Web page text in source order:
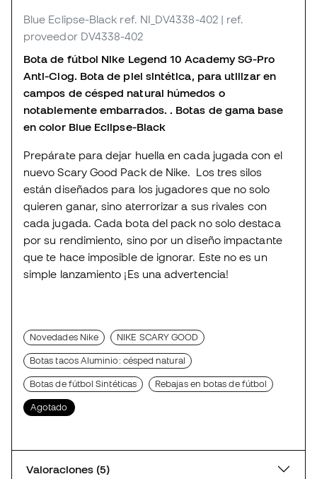
Blue Eclipse-Black ref. NI_DV4338-402 | ref.
proveedor DV4338-402
Bota de fútbol Nike Legend 10 Academy SG-Pro
Anti-Clog. Bota de piel sintética, para utilizar en
campos de césped natural húmedos o
notablemente embarrados. . Botas de gama base
en color Blue Eclipse-Black
Prepárate para dejar huella en cada jugada con el
nuevo Scary Good Pack de Nike. Los tres silos
están diseñados para los jugadores que no solo
quieren ganar, sino aterrorizar a sus rivales con
cada jugada. Cada bota del pack no solo destaca
por su rendimiento, sino por un diseño impactante
que te hace imposible de ignorar. Este no es un
simple lanzamiento ¡Es una advertencia!
Novedades Nike NIKE SCARY GOOD
Botas tacos Aluminio: césped natural
Botas de fútbol Sintéticas Rebajas en botas de fútbol
Agotado
Valoraciones (5)